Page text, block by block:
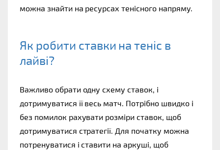
можна знайти на ресурсах тенісного напряму.
Як робити ставки на теніс в
лайві?
Важливо обрати одну схему ставок, і
дотримуватися її весь матч. Потрібно швидко і
без помилок рахувати розміри ставок, щоб
дотримуватися стратегії. Для початку можна
потренуватися і ставити на аркуші, щоб